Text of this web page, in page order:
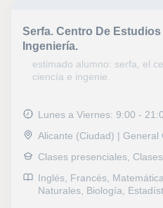
Serfa. Centro De Estudios
Ingeniería.
estimado alumno: serfa, el centro de estudios de
ciencía e ingenie.
Lunes a Viernes: 9:00 -
Alicante (Ciudad) | General
Clases presenciales,
Inglés, Francés,
Naturales, Biología,